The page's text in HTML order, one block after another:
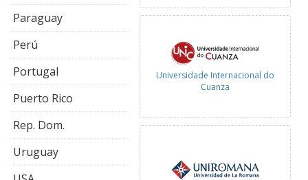
Paraguay
Perú
Portugal
Puerto Rico
Rep. Dom.
Uruguay
Universidade Internacional do
Cuanza